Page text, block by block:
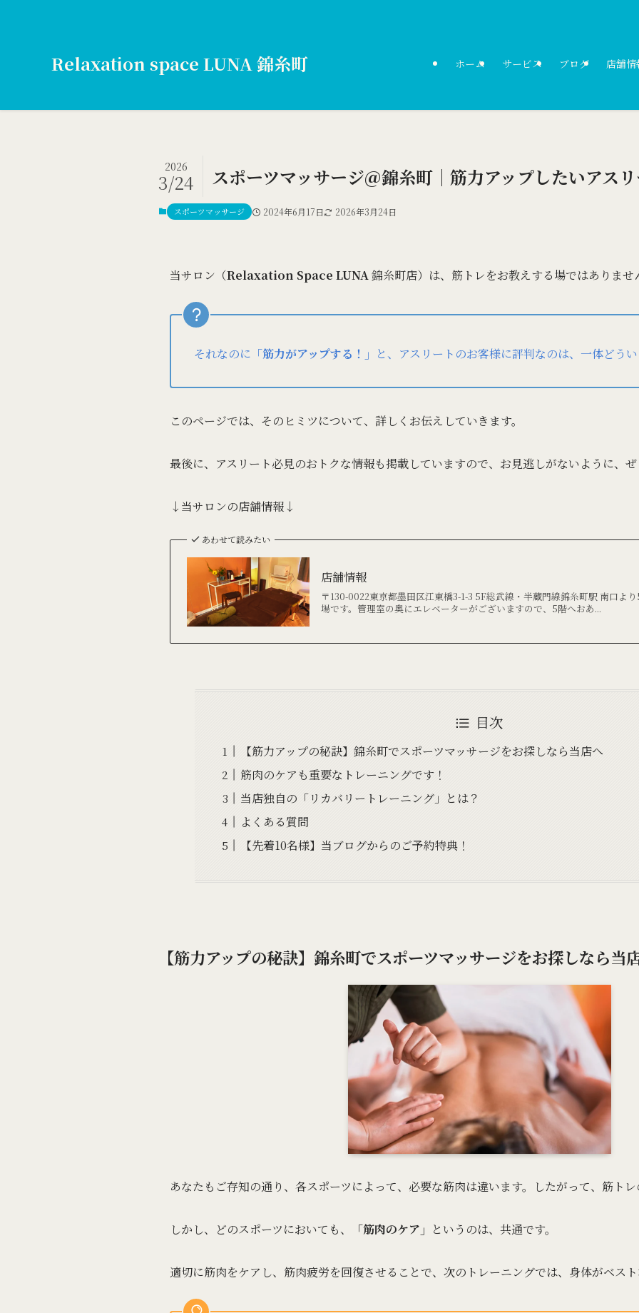
Relaxation space LUNA 錦糸町 ホーム サービス ブログ 店舗情
スポーツマッサージ＠錦糸町｜筋力アップしたいアス
2026
3/24
スポーツマッサージ 2024年6月17日 2026年3月24日
当サロン（Relaxation Space LUNA錦糸町店）は、筋トレをお教えする場ではありませ
それなのに 「筋力がアップする！」 と、アスリートのお客様に評判なのは、一体どう
このページでは、そのヒミツについて、詳しくお伝えしていきます。
最後に、アスリート必見のおトクな情報も掲載していますので、お見逃しがないように、
↓当サロンの店舗情報↓
あわせて読みたい
店舗情報
〒130-0022東京都墨田区江東橋3-1-3 5F総武線・半蔵門線錦糸町駅 南口よ
場です。管理室の奥にエレベーターがございますので、5階へおあ...
目次
【筋力アップの秘訣】錦糸町でスポーツマッサージをお探しなら当店へ
筋肉のケアも重要なトレーニングです！
当店独自の「リカバリートレーニング」とは？
よくある質問
【先着10名様】当ブログからのご予約特典！
【筋力アップの秘訣】錦糸町でスポーツマッサージをお探しなら当
あなたもご存知の通り、各スポーツによって、必要な筋肉は違います。したがって、筋ト
しかし、どのスポーツにおいても、 「筋肉のケア」 というのは、共通です。
適切に筋肉をケアし、筋肉疲労を回復させることで、次のトレーニングでは、身体がベス